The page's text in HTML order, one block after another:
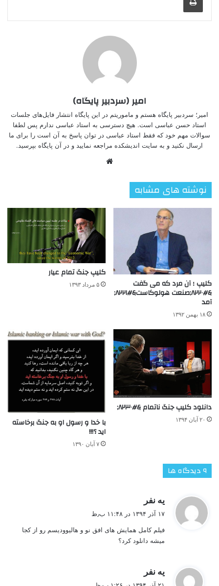
امیر (سردبیر پایگاه)
امیر؛ سردبیر پایگاه هستم و ماموریتم در این پایگاه انتشار فایل‌های جلسات
استاد حسن عباسی است. هیچ دسترسی به استاد عباسی ندارم پس لطفا
سوالات مهم خود که فقط استاد عباسی در توان پاسخ به آن است را برای ما
ارسال نکنید و به سایت اندیشکده مراجعه نمایید و در آن پایگاه بپرسید.
نوشته های مشابه
کلیپ ؛ آن مرد که می گفت
&#۸۲۲۰;صنعت هولوکاست&#۸۲۲۱;
آمد
۱۸ بهمن ۱۳۹۲
کلیپ جنگ تمام عیار
۵ مرداد ۱۳۹۳
دانلود کلیپ جنگ ناتمام &#۸۲۳۰;
۲۰ آبان ۱۳۹۴ با خدا و رسول او به جنگ برخاسته
اید ؟!!!
۷ آبان ۱۳۹۰
‫۹ دیدگاه ها
یه نفر
:
۱۷ آذر ۱۳۹۴ در ۱۱:۴۸ ب٫ظ
فیلم کامل همایش های افق نو و هالیوودیسم رو از کجا
میشه دانلود کرد؟
یه نفر